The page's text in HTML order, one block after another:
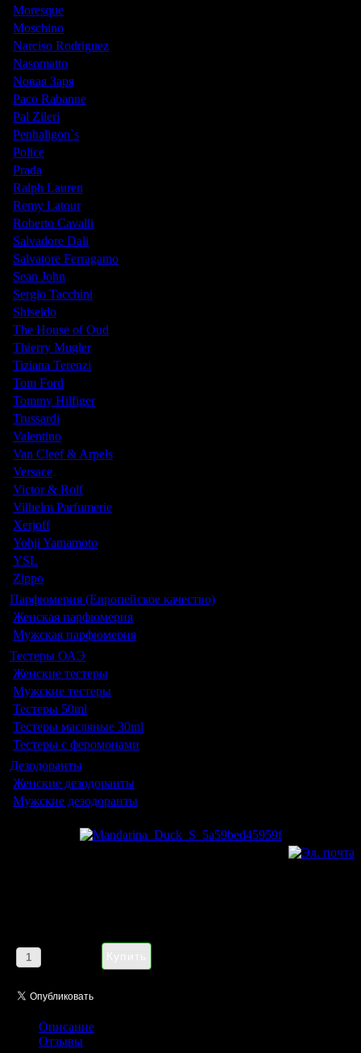
Moresque
Moschino
Narciso Rodriguez
Nasomatto
Nовая Заря
Paco Rabanne
Pal Zileri
Penhaligon`s
Police
Prada
Ralph Lauren
Remy Latour
Roberto Cavalli
Salvadore Dali
Salvatore Ferragamo
Sean John
Sergio Tacchini
Shiseido
The House of Oud
Thierry Mugler
Tiziana Terenzi
Tom Ford
Tommy Hilfiger
Trussardi
Valentino
Van Cleef & Arpels
Versace
Victor & Rolf
Vilhelm Parfumerie
Xerjoff
Yohji Yamamoto
YSL
Zippo
Парфюмерия (Европейское качество)
Женская парфюмерия
Мужская парфюмерия
Тестеры ОАЭ
Женские тестеры
Мужские тестеры
Тестеры 50ml
Тестеры масляные 30ml
Тестеры с феромонами
Дезодоранты
Женские дезодоранты
Мужские дезодоранты
Описание
Отзывы